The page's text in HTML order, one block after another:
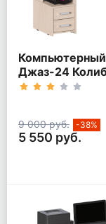
Джаз-24
Дуб молочный
9 000 руб. -38%
5 550 руб.